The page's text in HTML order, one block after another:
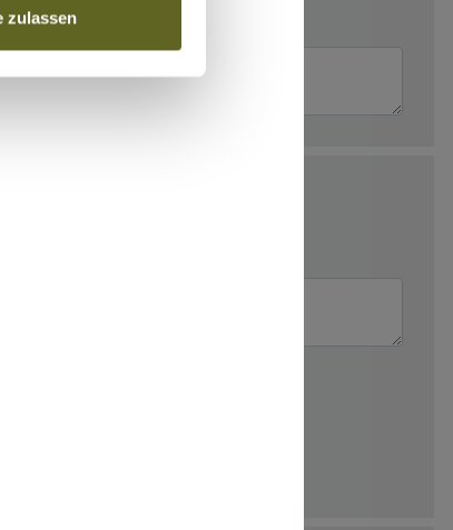
zulassen